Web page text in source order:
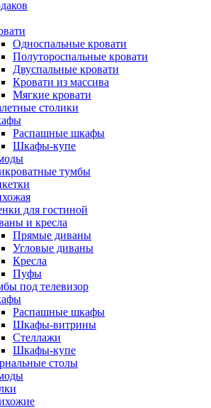
Односпальные кровати
Полутороспальные кровати
Двуспальные кровати
Кровати из массива
Мягкие кровати
столики
Распашные шкафы
Шкафы-купе
тумбы
для гостиной
и кресла
Прямые диваны
Угловые диваны
Кресла
Пуфы
под телевизор
Распашные шкафы
Шкафы-витрины
Стеллажи
Шкафы-купе
столы